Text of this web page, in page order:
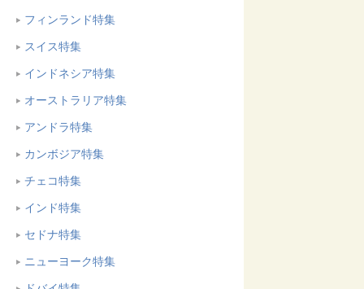
フィンランド特集
スイス特集
インドネシア特集
オーストラリア特集
アンドラ特集
カンボジア特集
チェコ特集
インド特集
セドナ特集
ニューヨーク特集